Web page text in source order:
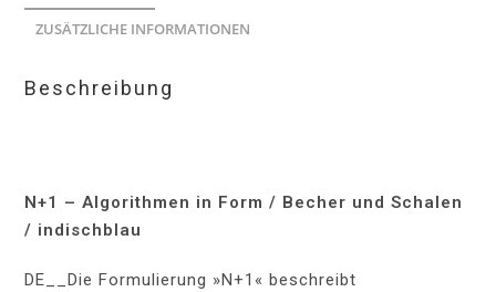
ZUSÄTZLICHE INFORMATIONEN
Beschreibung
N+1 –Algorithmen in Form / Becher und Schalen
/ indischblau
DE__Die Formulierung »N+1« beschreibt